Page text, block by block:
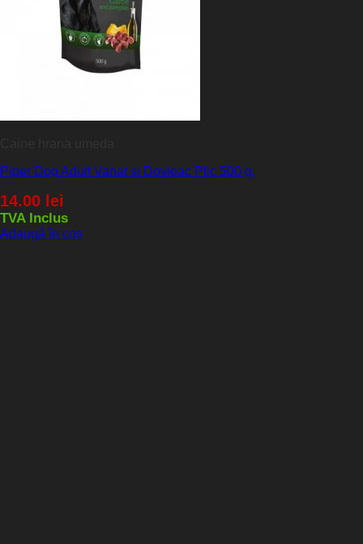
Piper Dog Adult Vanat si Dovleac Plic 500 g,
14.00 lei
TVA Inclus
Adaugă în coș